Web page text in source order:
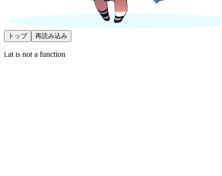
トップ 再読み込み
i.at is not a function